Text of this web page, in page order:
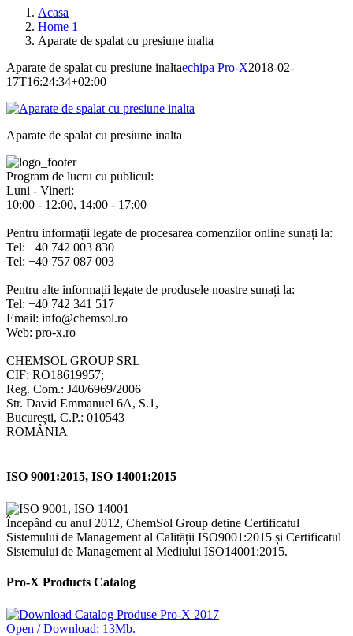
Acasa
Home 1
Aparate de spalat cu presiune inalta
Aparate de spalat cu presiune inaltaechipa Pro-X2018-02-
17T16:24:34+02:00
Aparate de spalat cu presiune inalta
Program de lucru cu publicul:
Luni - Vineri:
10:00 - 12:00, 14:00 - 17:00
Pentru informații legate de procesarea comenzilor online sunați la:
Tel: +40 742 003 830
Tel: +40 757 087 003
Pentru alte informații legate de produsele noastre sunați la:
Tel: +40 742 341 517
Email: info@chemsol.ro
Web: pro-x.ro
CHEMSOL GROUP SRL
CIF: RO18619957;
Reg. Com.: J40/6969/2006
Str. David Emmanuel 6A, S.1,
București, C.P.: 010543
ROMÂNIA
ISO 9001:2015, ISO 14001:2015
Începând cu anul 2012, ChemSol Group deține Certificatul
Sistemului de Management al Calității ISO9001:2015 și Certificatul
Sistemului de Management al Mediului ISO14001:2015.
Pro-X Products Catalog
Open / Download: 13Mb.